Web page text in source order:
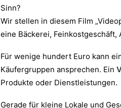
Sinn?
Wir stellen in diesem Film
eine Bäckerei,
Für wenige hundert Euro kann
Käufergruppen ansprechen. Ein
Produkte oder Dienstleistungen.
Gerade für kleine Lokale und